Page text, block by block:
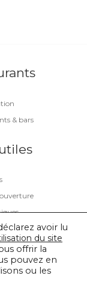
& bars
avoir lu
du site
offrir la
pouvez en
ou les